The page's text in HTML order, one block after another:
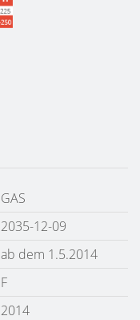
GAS
2035-12-09
ab dem 1.5.2014
F
2014